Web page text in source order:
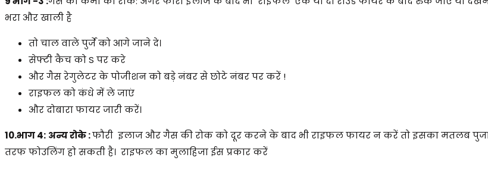
भरा और खाली है
तो चाल वाले पुर्जे को आगे जाने दे।
सेफ्टी कैच को S पर करे
और गैस रेगुलेटर के पोजीशन को बड़े नंबर से छोटे नंबर पर करें !
राइफल को कंधे में ले जाएं
और दोबारा फायर जारी करें।
10.भाग 4: अन्य रोके:फौरी इलाज और गैस की रोक को दूर करने के बाद भी राइफल फायर न करें तो इसका मतलब
तरफ फोउलिंग हो सकती है। राइफल का मुलाहिजा ईस प्रकार करें